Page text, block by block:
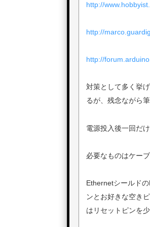
http://
http://
http://
対策として多く挙
るが、残念ながら
電源投入後一回だ
必要なものはケーブ
Ethernetシールド
ンとお好きな空き
はリセットピンを